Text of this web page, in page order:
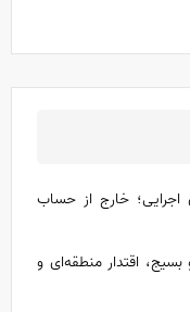
اجرایی؛ خارج از حساب
حسن‌زاده: توان و آمادگی لشکر ۲۷ و بسیج، اقتدار منطقه‌ای و